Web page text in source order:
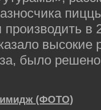
в
высокие
было
(ФОТО)